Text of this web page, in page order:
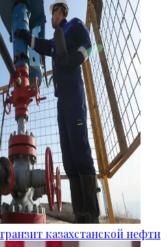
казахстанской нефти